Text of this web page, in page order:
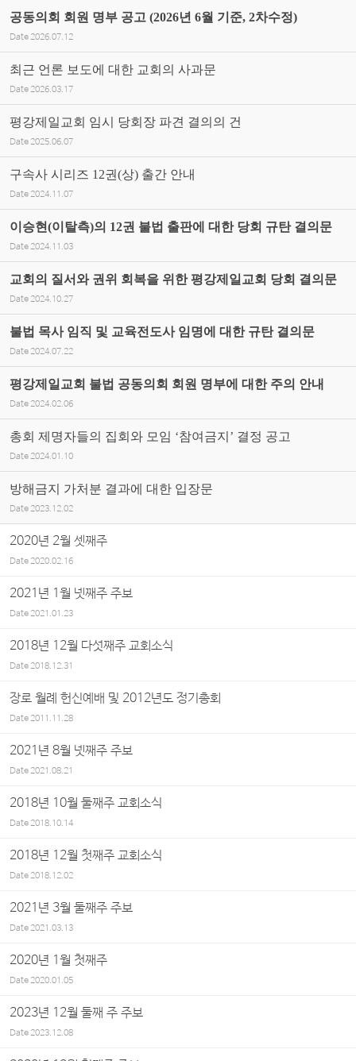
공동의회 회원 명부 공고 (2026년 6월 기준, 2차수정)
Date 2026.07.12
최근 언론 보도에 대한 교회의 사과문
Date 2026.03.17
평강제일교회 임시 당회장 파견 결의의 건
Date 2025.06.07
구속사 시리즈 12권(상) 출간 안내
Date 2024.11.07
이승현(이탈측)의 12권 불법 출판에 대한 당회 규탄 결의문
Date 2024.11.03
교회의 질서와 권위 회복을 위한 평강제일교회 당회 결의문
Date 2024.10.27
불법 목사 임직 및 교육전도사 임명에 대한 규탄 결의문
Date 2024.07.22
평강제일교회 불법 공동의회 회원 명부에 대한 주의 안내
Date 2024.02.06
총회 제명자들의 집회와 모임 ‘참여금지’ 결정 공고
Date 2024.01.10
방해금지 가처분 결과에 대한 입장문
Date 2023.12.02
2020년 2월 셋째주
Date2020.02.16
2021년 1월 넷째주 주보
Date2021.01.23
2018년 12월 다섯째주 교회소식
Date2018.12.31
장로 월례 헌신예배 및 2012년도 정기총회
Date2011.11.28
2021년 8월 넷째주 주보
Date2021.08.21
2018년 10월 둘째주 교회소식
Date2018.10.14
2018년 12월 첫째주 교회소식
Date2018.12.02
2021년 3월 둘째주 주보
Date2021.03.13
2020년 1월 첫째주
Date2020.01.05
2023년 12월 둘째 주 주보
Date2023.12.08